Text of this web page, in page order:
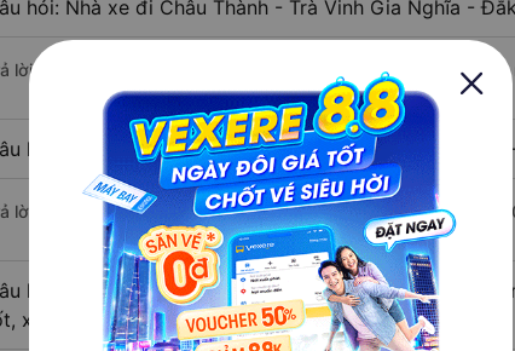
hỏi: Nhà xe đi Châu Thành - Trà Vinh Gia Nghĩa -
lời: Chuyến xe có giờ xuất phát sớm nhất vào lúc 15:00 là của
hỏi: Nhà xe đi Gia Nghĩa - Đắk Nông từ Châu Thành
lời: Chuyến xe có giờ xuất phát trễ (muộn) nhất là vào lúc
hỏi: Review xe đi Gia Nghĩa - Đắk Nông từ Châu
xuất sắc, cao cấp nhất?